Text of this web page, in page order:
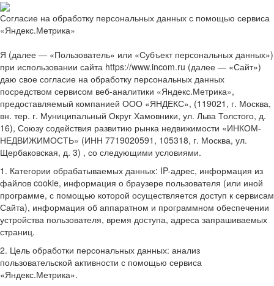
Согласие на обработку персональных данных с помощью сервиса
«Яндекс.Метрика»
Я (далее — «Пользователь» или «Субъект персональных данных»)
при использовании сайта https://www.incom.ru (далее — «Сайт»)
даю свое согласие на обработку персональных данных
посредством сервисом веб-аналитики «Яндекс.Метрика»,
предоставляемый компанией ООО «ЯНДЕКС», (119021, г. Москва,
вн. тер. г. Муниципальный Округ Хамовники, ул. Льва Толстого, д.
16), Союзу содействия развитию рынка недвижимости «ИНКОМ-
НЕДВИЖИМОСТЬ» (ИНН 7719020591, 105318, г. Москва, ул.
Щербаковская, д. 3) , со следующими условиями.
1. Категории обрабатываемых данных: IP-адрес, информация из
файлов cookie, информация о браузере пользователя (или иной
программе, с помощью которой осуществляется доступ к сервисам
Сайта), информация об аппаратном и программном обеспечении
устройства пользователя, время доступа, адреса запрашиваемых
страниц.
2. Цель обработки персональных данных: анализ
пользовательской активности с помощью сервиса
«Яндекс.Метрика».